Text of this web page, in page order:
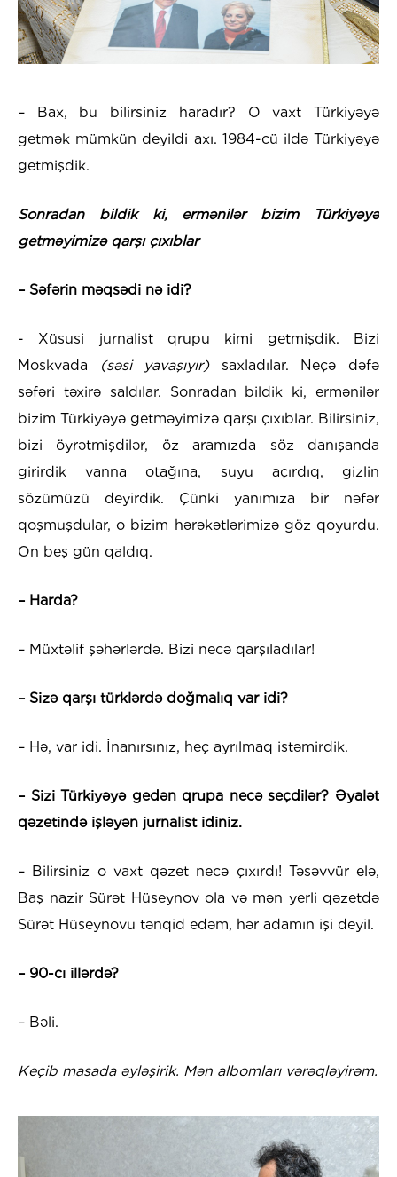
– Bax, bu bilirsiniz haradır? O vaxt Türkiyəyə
getmək mümkün deyildi axı. 1984-cü ildə Türkiyəyə
getmişdik.
Sonradan bildik ki, ermənilər bizim Türkiyəyə
getməyimizə qarşı çıxıblar
– Səfərin məqsədi nə idi?
- Xüsusi jurnalist qrupu kimi getmişdik. Bizi
Moskvada
(səsi yavaşıyır)saxladılar. Neçə dəfə
səfəri təxirə saldılar. Sonradan bildik ki, ermənilər
bizim Türkiyəyə getməyimizə qarşı çıxıblar. Bilirsiniz,
bizi öyrətmişdilər, öz aramızda söz danışanda
girirdik vanna otağına, suyu açırdıq, gizlin
sözümüzü deyirdik. Çünki yanımıza bir nəfər
qoşmuşdular, o bizim hərəkətlərimizə göz qoyurdu.
On beş gün qaldıq.
– Harda?
– Müxtəlif şəhərlərdə. Bizi necə qarşıladılar!
– Sizə qarşı türklərdə doğmalıq var idi?
– Hə, var idi. İnanırsınız, heç ayrılmaq istəmirdik.
– Sizi Türkiyəyə gedən qrupa necə seçdilər? Əyalət
qəzetində işləyən jurnalist idiniz.
– Bilirsiniz o vaxt qəzet necə çıxırdı! Təsəvvür elə,
Baş nazir Sürət Hüseynov ola və mən yerli qəzetdə
Sürət Hüseynovu tənqid edəm, hər adamın işi deyil.
– 90-cı illərdə?
– Bəli.
Keçib masada əyləşirik. Mən albomları vərəqləyirəm.